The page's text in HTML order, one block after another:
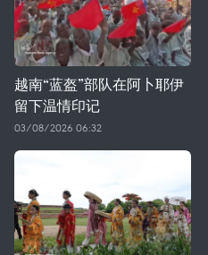
越南“蓝盔”部队在阿卜耶伊
留下温情印记
03/08/2026 06:32